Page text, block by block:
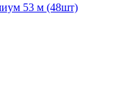
53 м (48шт)